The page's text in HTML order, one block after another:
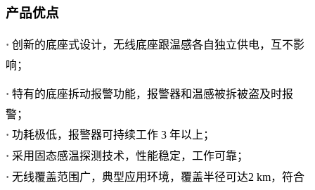
产品优点
· 创新的底座式设计，无线底座跟温感各自独立供电，互不影
响；
· 特有的底座拆动报警功能，报警器和温感被拆被盗及时报
警；
· 功耗极低，报警器可持续工作 3 年以上；
· 采用固态感温探测技术，性能稳定，工作可靠；
· 无线覆盖范围广，典型应用环境，覆盖半径可达2 km，符合